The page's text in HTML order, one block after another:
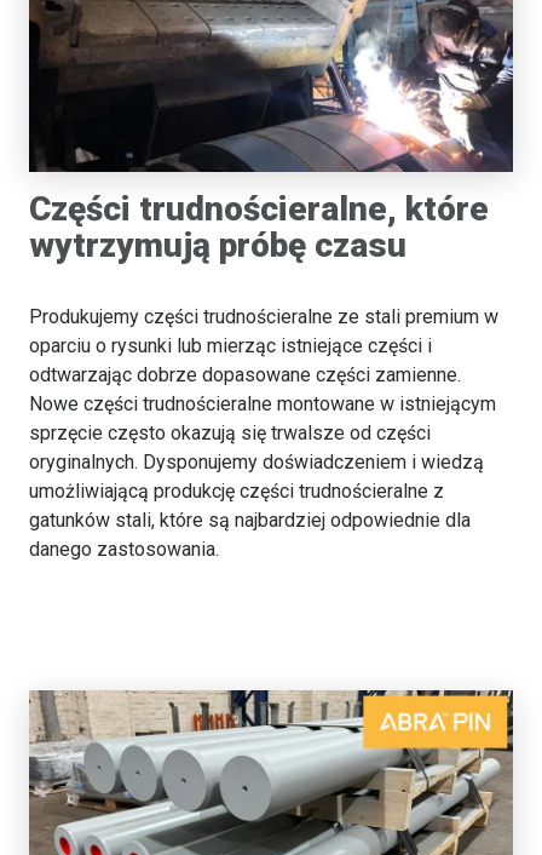
Części trudnościeralne, które
wytrzymują próbę czasu
Produkujemy części trudnościeralne ze stali premium w
oparciu o rysunki lub mierząc istniejące części i
odtwarzając dobrze dopasowane części zamienne.
Nowe części trudnościeralne montowane w istniejącym
sprzęcie często okazują się trwalsze od części
oryginalnych. Dysponujemy doświadczeniem i wiedzą
umożliwiającą produkcję części trudnościeralne z
gatunków stali, które są najbardziej odpowiednie dla
danego zastosowania.